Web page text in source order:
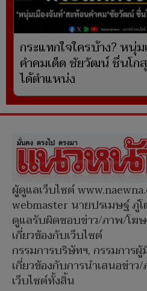
กระแทกใจใครบ้าง? หนุ่
คำคมเด็ด ชัยวัฒน์ ชื่นโก
ได้ตำแหน่ง
ผู้ดูแลเว็บไซต์
webmaster นายปรเมษฐ์ ภู่โ
ดูแลรับผิดชอบข่าว/ภาพ/โฆ
เกี่ยวข้องกับเว็บไซต์
กรรมการบริษัทฯ, กรรมการ
เกี่ยวข้องกับการนำเสนอข่า
เว็บไซต์ทั้งสิ้น